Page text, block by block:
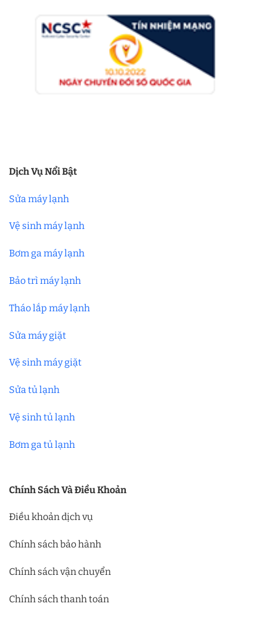
Dịch Vụ Nổi Bật
Sửa máy lạnh
Vệ sinh máy lạnh
Bơm ga máy lạnh
Bảo trì máy lạnh
Tháo lắp máy lạnh
Sửa máy giặt
Vệ sinh máy giặt
Sửa tủ lạnh
Vệ sinh tủ lạnh
Bơm ga tủ lạnh
Chính Sách Và Điều Khoản
Điều khoản dịch vụ
Chính sách bảo hành
Chính sách vận chuyển
Chính sách thanh toán